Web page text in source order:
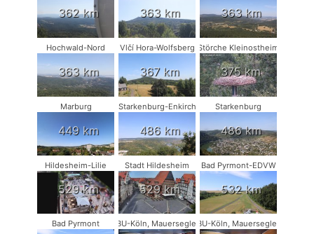
362 km 363 km 363 km
Hochwald-Nord
363 km
Vlčí Hora-Wolfsberg
367 km
Störche Kleinostheim
375 km
Marburg
449 km
Starkenburg-Enkirch
486 km
Starkenburg
486 km
Hildesheim-Lilie
529 km
Stadt Hildesheim
529 km
Bad Pyrmont-EDVW
532 km
Bad Pyrmont NABU-Köln, Mauersegler #1NABU-Köln, Mauersegler #2